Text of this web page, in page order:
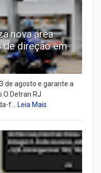
nova área
de direção em
de agosto e garante a
O Detran RJ
f...
Leia Mais